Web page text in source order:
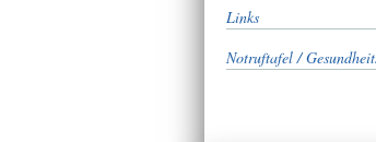
Links
Notruftafel /